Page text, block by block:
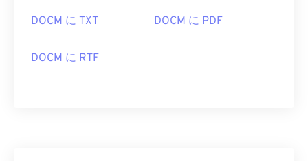
DOCM に TXT DOCM に PDF
DOCM に RTF